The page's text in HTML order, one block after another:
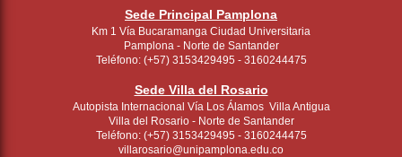
Sede Principal Pamplona
Km 1 Vía Bucaramanga Ciudad Universitaria
Pamplona - Norte de Santander
Teléfono: (+57) 3153429495 - 3160244475
Sede Villa del Rosario
Autopista Internacional Vía Los Álamos Villa Antigua
Villa del Rosario - Norte de Santander
Teléfono: (+57) 3153429495 - 3160244475
villarosario@unipamplona.edu.co